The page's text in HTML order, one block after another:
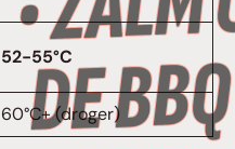
52-55°C
60°C+ (droger)